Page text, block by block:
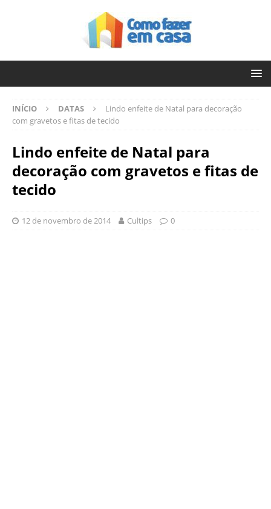
INÍCIO DATAS
Lindo enfeite de Natal para decoração
com gravetos e fitas de tecido
Lindo enfeite de Natal para
decoração com gravetos e fitas de
tecido
12 de novembro de 2014 Cultips 0